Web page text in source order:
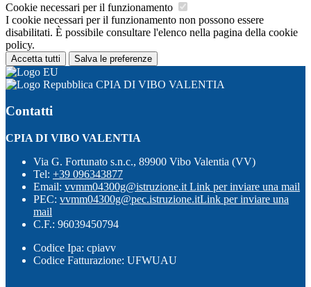
Cookie necessari per il funzionamento
I cookie necessari per il funzionamento non possono essere
disabilitati. È possibile consultare l'elenco nella pagina della cookie
policy.
Accetta tutti Salva le preferenze
CPIA DI VIBO VALENTIA
Contatti
CPIA DI VIBO VALENTIA
Via G. Fortunato s.n.c., 89900 Vibo Valentia (VV)
Tel: +39 096343877
Email: vvmm04300g@istruzione.it Link per inviare una mail
PEC: vvmm04300g@pec.istruzione.itLink per inviare una
mail
C.F.: 96039450794
Codice Ipa: cpiavv
Codice Fatturazione: UFWUAU